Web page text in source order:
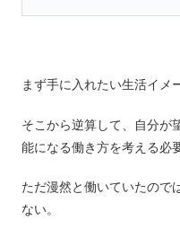
まず手に入れたい生活イメ
そこから逆算して、自分が
能になる働き方を考える必
ただ漫然と働いていたので
ない。